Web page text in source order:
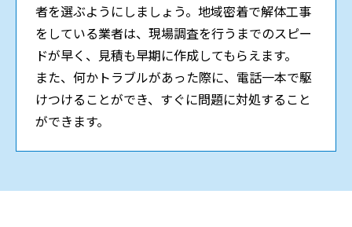
者を選ぶようにしましょう。地域密着で解体工事
をしている業者は、現場調査を行うまでのスピー
ドが早く、見積も早期に作成してもらえます。
また、何かトラブルがあった際に、電話一本で駆
けつけることができ、すぐに問題に対処すること
ができます。